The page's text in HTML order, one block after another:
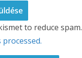
to reduce spam.